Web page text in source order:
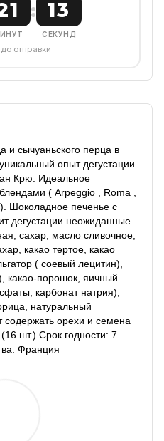
: 13
СЕКУНД
отправки
и сычуаньского перца в
опыт дегустации
Крю. Идеальное
( Arpeggio , Roma ,
Шоколадное печенье с
дегустации неожиданные
сахар, масло сливочное,
какао тертое, какао
( соевый лецитин),
какао-порошок, яичный
карбонат натрия),
натуральный
орехи и семена
шт.) Срок годности: 7
Франция